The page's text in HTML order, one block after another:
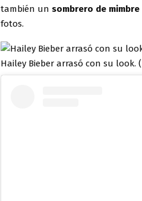
también un sombrero de
fotos.
Hailey Bieber arrasó con su look.